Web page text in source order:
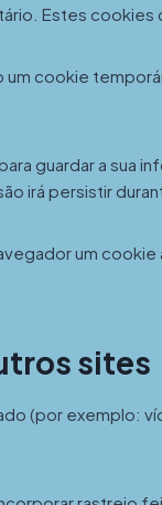
Estes cookies
um cookie
guardar a sua
irá persistir
um
sites
(por exemplo: